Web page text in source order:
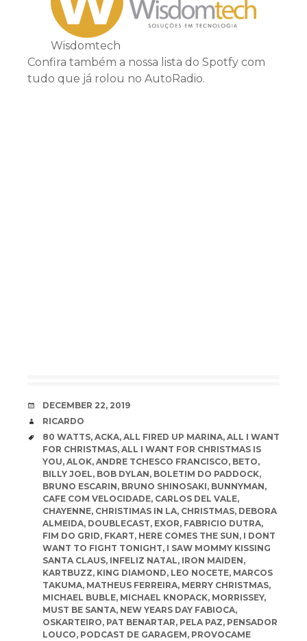
Wisdomtech
Confira também a nossa lista do Spotfy com
tudo que já rolou no AutoRadio.
DATE
DECEMBER 22, 2019
AUTHOR
RICARDO
TAGS
80 WATTS, ACKA, ALL FIRED UP MARINA, ALL I WANT
FOR CHRISTMAS, ALL I WANT FOR CHRISTMAS IS
YOU, ALOK, ANDRE TCHESCO FRANCISCO, BETO,
BILLY JOEL, BOB DYLAN, BOLETIM DO PADDOCK,
BRUNO ESCARIN, BRUNO SHINOSAKI, BUNNYMAN,
CAFE COM VELOCIDADE, CARLOS DEL VALE,
CHAYENNE, CHRISTIMAS IN LA, CHRISTMAS, DEBORA
ALMEIDA, DOUBLECAST, EXOR, FABRICIO DUTRA,
FIM DO GRID, FKART, HERE COMES THE SUN, I DONT
WANT TO FIGHT TONIGHT, I SAW MOMMY KISSING
SANTA CLAUS, INFELIZ NATAL, IRON MAIDEN,
KARTBUZZ, KING DIAMOND, LEO NOCETE, MARCOS
TAKUMA, MATHEUS FERREIRA, MERRY CHRISTMAS,
MICHAEL BUBLE, MICHAEL KNOPACK, MORRISSEY,
MUST BE SANTA, NEW YEARS DAY FABIOCA,
OSKARTEIRO, PAT BENARTAR, PELA PAZ, PENSADOR
LOUCO, PODCAST DE GARAGEM, PROVOCAME